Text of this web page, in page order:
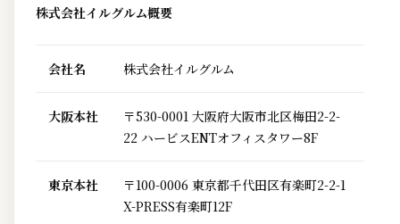
株式会社イルグルム概要
会社名 株式会社イルグルム
大阪本社
〒530-0001 大阪府大阪市北区梅田2-2-
22 ハービスENTオフィスタワー8F
東京本社
〒100-0006 東京都千代田区有楽町2-2-1
X-PRESS有楽町12F